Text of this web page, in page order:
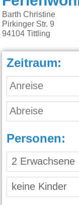
Barth Christine
Pirkinger Str. 9
94104 Tittling
Zeitraum:
Personen: